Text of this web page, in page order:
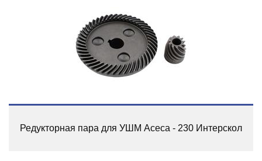
Редукторная пара для УШМ Асеса - 230 Интерскол